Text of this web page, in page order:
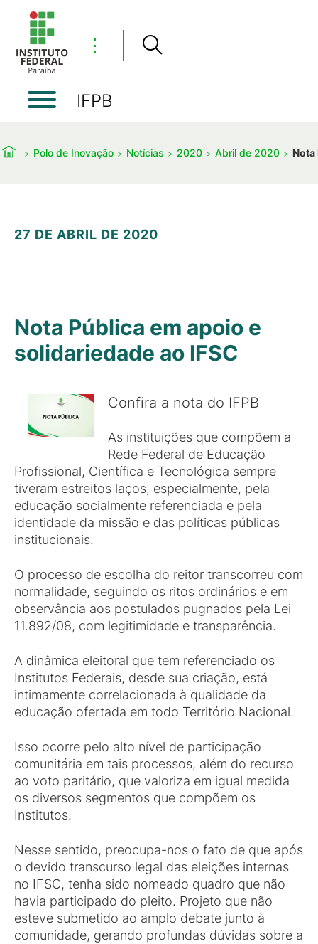
⋮
IFPB
Polo de Inovação Notícias 2020 Abril de 2020 Nota
27 DE ABRIL DE 2020
Nota Pública em apoio e
solidariedade ao IFSC
Confira a nota do IFPB
As instituições que compõem a
Rede Federal de Educação
Profissional, Científica e Tecnológica sempre
tiveram estreitos laços, especialmente, pela
educação socialmente referenciada e pela
identidade da missão e das políticas públicas
institucionais.
O processo de escolha do reitor transcorreu com
normalidade, seguindo os ritos ordinários e em
observância aos postulados pugnados pela Lei
11.892/08, com legitimidade e transparência.
A dinâmica eleitoral que tem referenciado os
Institutos Federais, desde sua criação, está
intimamente correlacionada à qualidade da
educação ofertada em todo Território Nacional.
Isso ocorre pelo alto nível de participação
comunitária em tais processos, além do recurso
ao voto paritário, que valoriza em igual medida
os diversos segmentos que compõem os
Institutos.
Nesse sentido, preocupa-nos o fato de que após
o devido transcurso legal das eleições internas
no IFSC, tenha sido nomeado quadro que não
havia participado do pleito. Projeto que não
esteve submetido ao amplo debate junto à
comunidade, gerando profundas dúvidas sobre a